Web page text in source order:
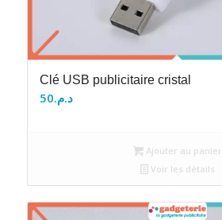
Clé USB publicitaire cristal
د.م.50
Ajouter au panier
Voir les détails